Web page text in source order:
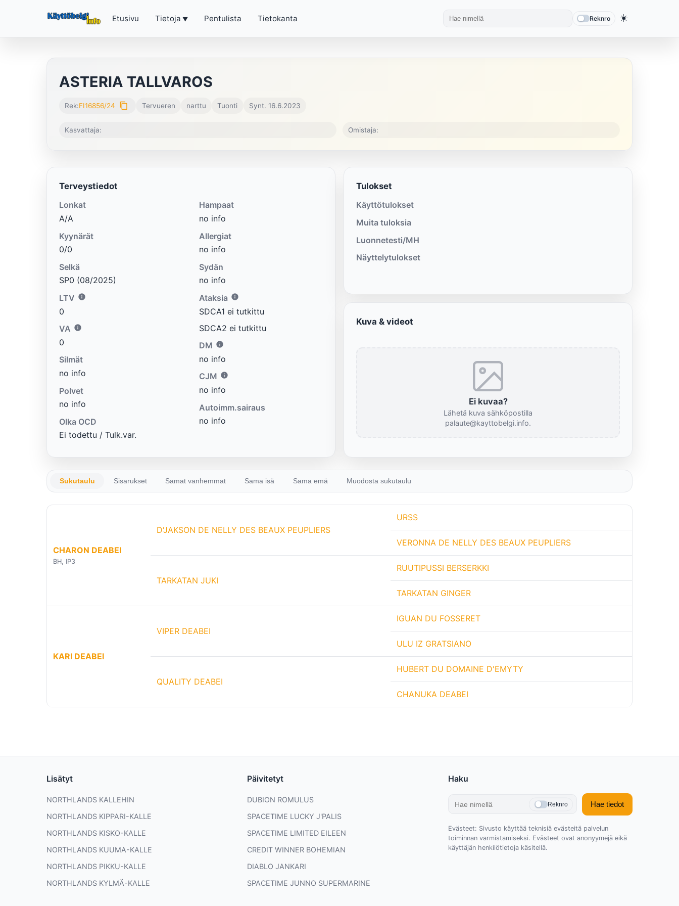
Etusivu Tietoja Pentulista Tietokanta Reknro ☀️
ASTERIA TALLVAROS
Rek:FI16856/24 content_copy Tervueren narttu Tuonti Synt. 16.6.2023
Kasvattaja: Omistaja:
Terveystiedot
Lonkat
A/A
Kyynärät
0/0
Selkä
SP0 (08/2025)
LTV
0
VA
0
Silmät
no info
Polvet
no info
Olka OCD
Ei todettu / Tulk.var.
Hampaat
no info
Allergiat
no info
Sydän
no info
Ataksia
SDCA1 ei tutkittu
SDCA2 ei tutkittu
DM
no info
CJM
no info
Autoimm.sairaus
no info
Tulokset
Käyttötulokset
Muita tuloksia
Luonnetesti/MH
Näyttelytulokset
Kuva & videot
Ei kuvaa?
Lähetä kuva sähköpostilla
palaute@kayttobelgi.info.
Sukutaulu Sisarukset Samat vanhemmat Sama isä Sama emä Muodosta sukutaulu
CHARON DEABEI
BH, IP3
D'JAKSON DE NELLY DES BEAUX PEUPLIERS
URSS
VERONNA DE NELLY DES BEAUX PEUPLIERS
TARKATAN JUKI
RUUTIPUSSI BERSERKKI
TARKATAN GINGER
KARI DEABEI
VIPER DEABEI
IGUAN DU FOSSERET
ULU IZ GRATSIANO
QUALITY DEABEI
HUBERT DU DOMAINE D'EMYTY
CHANUKA DEABEI
Lisätyt
NORTHLANDS KALLEHIN
NORTHLANDS KIPPARI-KALLE
NORTHLANDS KISKO-KALLE
NORTHLANDS KUUMA-KALLE
NORTHLANDS PIKKU-KALLE
NORTHLANDS KYLMÄ-KALLE
Päivitetyt
DUBION ROMULUS
SPACETIME LUCKY J'PALIS
SPACETIME LIMITED EILEEN
CREDIT WINNER BOHEMIAN
DIABLO JANKARI
SPACETIME JUNNO SUPERMARINE
Haku
Reknro Hae tiedot
Evästeet: Sivusto käyttää teknisiä evästeitä palvelun
toiminnan varmistamiseksi. Evästeet ovat anonyymejä eikä
käyttäjän henkilötietoja käsitellä.